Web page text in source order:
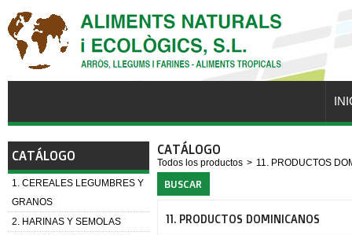
CATÁLOGO
1. CEREALES LEGUMBRES Y
GRANOS
2. HARINAS Y SEMOLAS
CATÁLOGO
Todos los productos > 11. PRODUCTOS
BUSCAR
11. PRODUCTOS DOMINICANOS